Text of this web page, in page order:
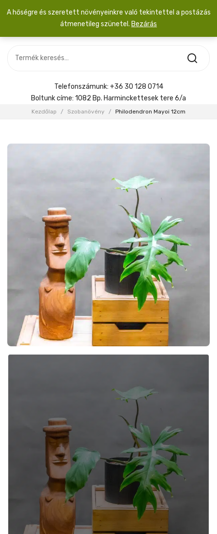
SZOBANÖVÉNY
KIEGÉSZÍTŐK
Menyasszonyi csokor
Telefonszámunk: +36 30 128 0714
Boltunk címe: 1082 Bp. Harminckettesek tere 6/a
Kezdőlap / Szobanövény / Philodendron Mayoi 12cm
A hőségre és szeretett növényeinkre való tekintettel a postázás
átmenetileg szünetel. Bezárás